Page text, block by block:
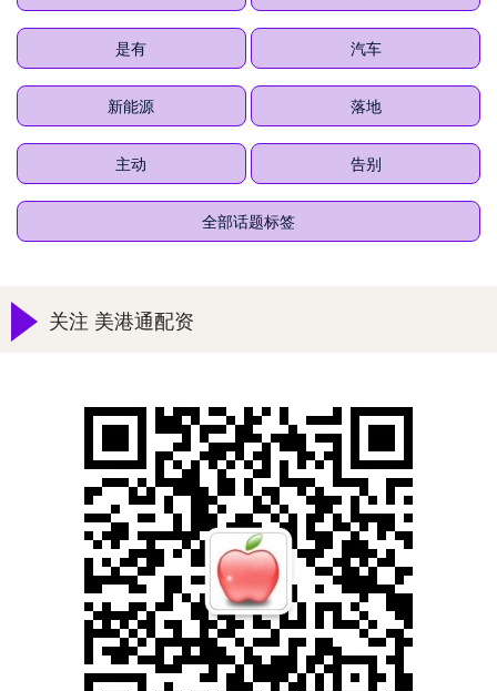
是有 汽车
新能源 落地
主动 告别
全部话题标签
关注 美港通配资